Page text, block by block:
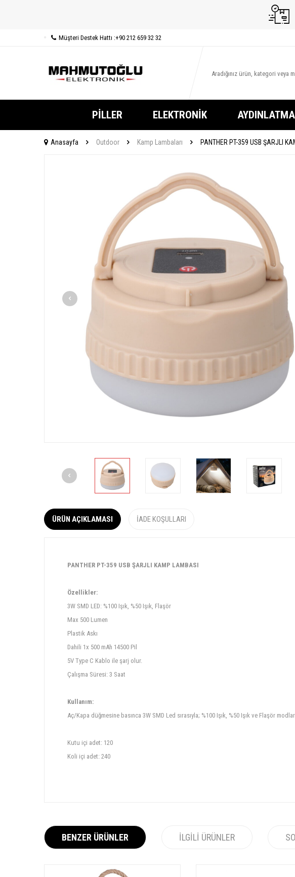
Müşteri Destek Hattı :+90 212 659 32 32
PILLER ELEKTRONIK
Anasayfa Outdoor Kamp Lambaları PANTHER PT-359 USB ŞARJLI
ÜRÜN AÇIKLAMASI İADE KOŞULLARI
PANTHER PT-359 USB ŞARJLI KAMP LAMBASI
Özellikler:
3W SMD LED: %100 Işık, %50 Işık, Flaşör
Max 500 Lumen
Plastik Askı
Dahili 1x 500 mAh 14500 Pil
5V Type C Kablo ile şarj olur.
Çalışma Süresi: 3 Saat
Kullanım:
Aç/Kapa düğmesine basınca 3W SMD Led sırasıyla; %100 Işık, %50 Işık ve Flaşör
Kutu içi adet: 120
Koli içi adet: 240
BENZER ÜRÜNLER İLGILI ÜRÜNLER